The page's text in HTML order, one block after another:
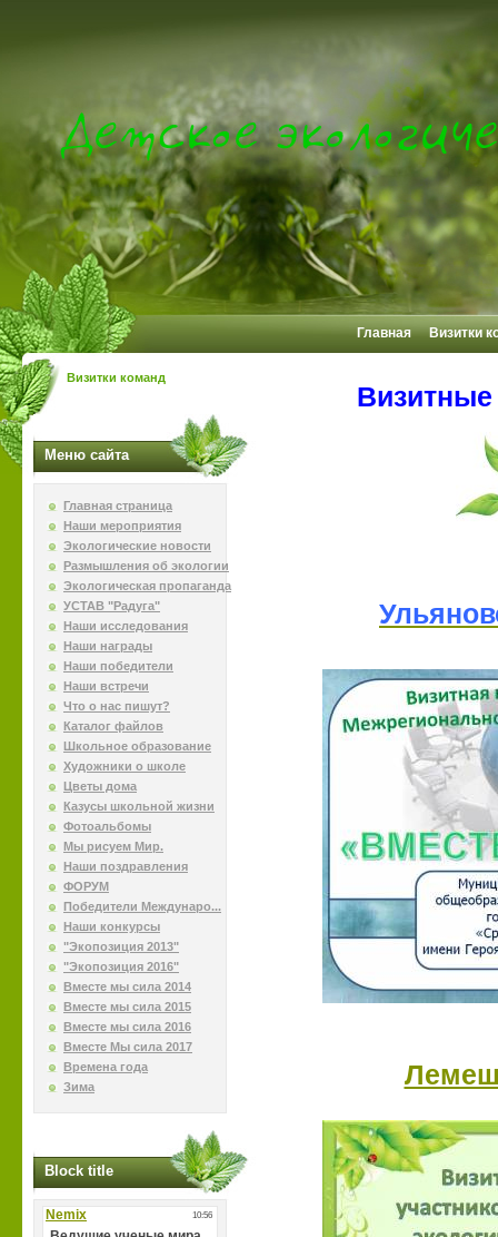
Главная Визитки
Визитки команд
Меню сайта
Главная страница
Наши мероприятия
Экологические новости
Размышления об экологии
Экологическая пропаганда
УСТАВ "Радуга"
Наши исследования
Наши награды
Наши победители
Наши встречи
Что о нас пишут?
Каталог файлов
Школьное образование
Художники о школе
Цветы дома
Казусы школьной жизни
Фотоальбомы
Мы рисуем Мир.
Наши поздравления
ФОРУМ
Победители Междунаро...
Наши конкурсы
"Экопозиция 2013"
"Экопозиция 2016"
Вместе мы сила 2014
Вместе мы сила 2015
Вместе мы сила 2016
Вместе Мы сила 2017
Времена года
Зима
Block title
Визитные